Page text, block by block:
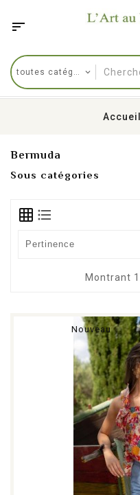

Accueil
Bermuda
Sous catégories
Pertinence
Montrant
Nouveau